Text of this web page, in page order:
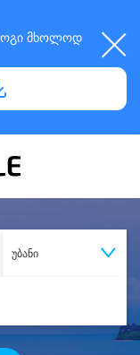
მხოლოდ
უბანი